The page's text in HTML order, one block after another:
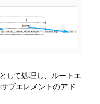
して処理し、ルートエ
ブエレメントのアド